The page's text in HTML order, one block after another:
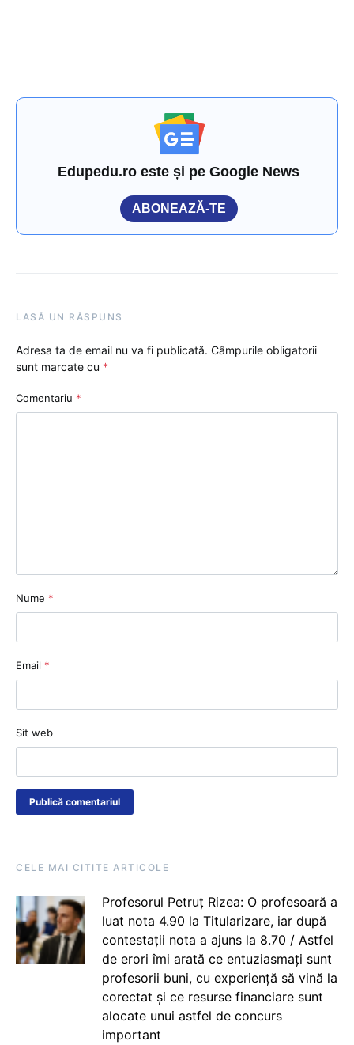
Edupedu.ro este și pe Google News
ABONEAZĂ-TE
LASĂ UN RĂSPUNS
Adresa ta de email nu va fi publicată. Câmpurile obligatorii
sunt marcate cu *
Comentariu *
Nume *
Email *
Sit web
CELE MAI CITITE ARTICOLE
Profesorul Petruț Rizea: O profesoară a
luat nota 4.90 la Titularizare, iar după
contestații nota a ajuns la 8.70 / Astfel
de erori îmi arată ce entuziasmați sunt
profesorii buni, cu experiență să vină la
corectat și ce resurse financiare sunt
alocate unui astfel de concurs
important